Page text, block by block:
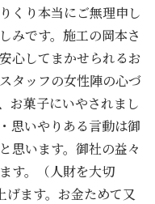
くり本当にご無理申し
みです。施工の岡本さ
心してまかせられるお
タッフの女性陣の心づ
お菓子にいやされまし
思いやりある言動は御
思います。御社の益々
す。（人財を大切
ます。お金ためて又